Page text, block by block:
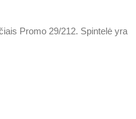
Promo 29/212. Spintelė yra